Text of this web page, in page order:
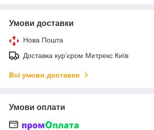
Умови доставки
Нова Пошта
Доставка курʼєром Метрекс Київ
Всі умови доставки
Умови оплати